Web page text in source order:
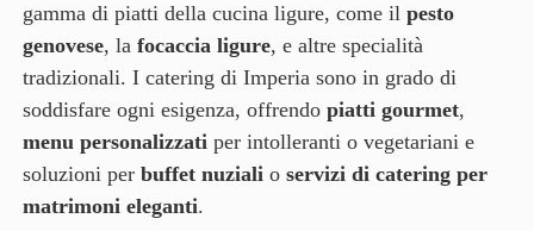
gamma di piatti della cucina ligure, come il pesto
genovese, la focaccia ligure, e altre specialità
tradizionali. I catering di Imperia sono in grado di
soddisfare ogni esigenza, offrendo piatti gourmet,
menu personalizzatiper intolleranti o vegetariani e
soluzioni per buffet nuzialio servizi di catering per
matrimoni eleganti.